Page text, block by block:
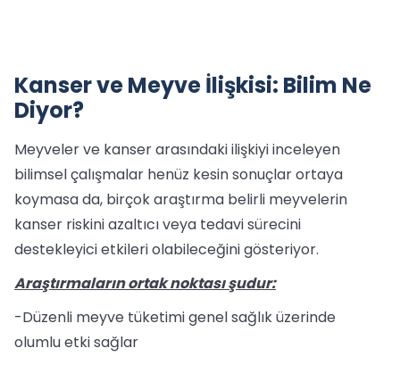
Kanser ve Meyve İlişkisi: Bilim Ne
Diyor?
Meyveler ve kanser arasındaki ilişkiyi inceleyen
bilimsel çalışmalar henüz kesin sonuçlar ortaya
koymasa da, birçok araştırma belirli meyvelerin
kanser riskini azaltıcı veya tedavi sürecini
destekleyici etkileri olabileceğini gösteriyor.
Araştırmaların ortak noktası şudur:
-Düzenli meyve tüketimi genel sağlık üzerinde
olumlu etki sağlar